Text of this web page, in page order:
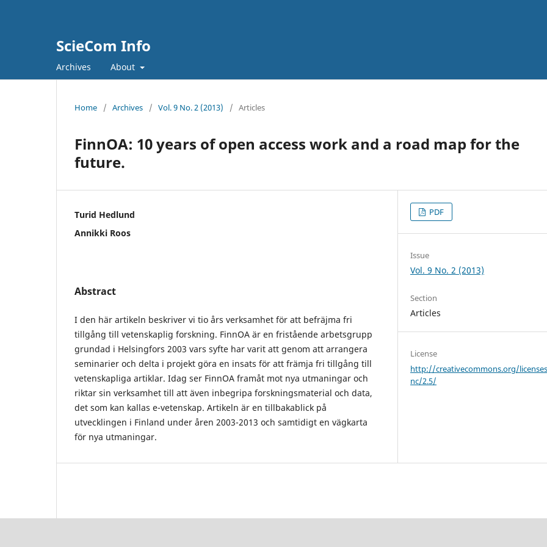
ScieCom Info
Archives About
Home / Archives / Vol. 9 No. 2 (2013) / Articles
FinnOA: 10 years of open access work and a road map for the
future.
Turid Hedlund
Annikki Roos
Abstract
I den här artikeln beskriver vi tio års verksamhet för att befräjma fri
tillgång till vetenskaplig forskning. FinnOA är en fristående arbetsgrupp
grundad i Helsingfors 2003 vars syfte har varit att genom att arrangera
seminarier och delta i projekt göra en insats för att främja fri tillgång till
vetenskapliga artiklar. Idag ser FinnOA framåt mot nya utmaningar och
riktar sin verksamhet till att även inbegripa forskningsmaterial och data,
det som kan kallas e-vetenskap. Artikeln är en tillbakablick på
utvecklingen i Finland under åren 2003-2013 och samtidigt en vägkarta
för nya utmaningar.
PDF
Issue
Vol. 9 No. 2 (2013)
Section
Articles
License
http://creativecommons.org/
nc/2.5/